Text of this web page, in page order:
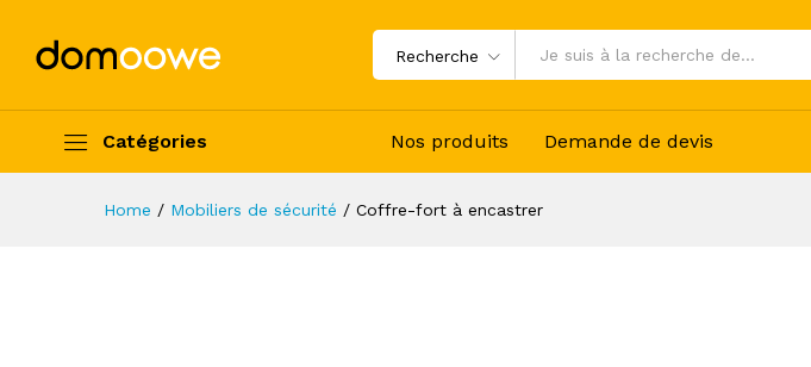
Recherche
Catégories Nos produits Demande de devis
Home / Mobiliers de sécurité / Coffre-fort à encastrer